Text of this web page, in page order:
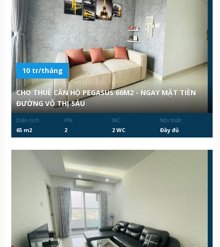
10 tr/tháng
CHO THUÊ CĂN HỘ PEGASUS 66M2 - NGAY MẶT TIỀN
ĐƯỜNG VÕ THỊ SÁU
Diện tích:
65 m2
PN:
2
WC:
2 WC
Nội thất:
Đầy đủ